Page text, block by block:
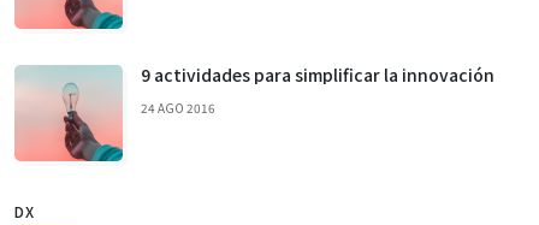
9 actividades para simplificar la innovación
24 AGO 2016
DX